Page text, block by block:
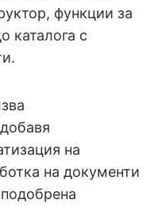
функции за
каталога с
на
на документи